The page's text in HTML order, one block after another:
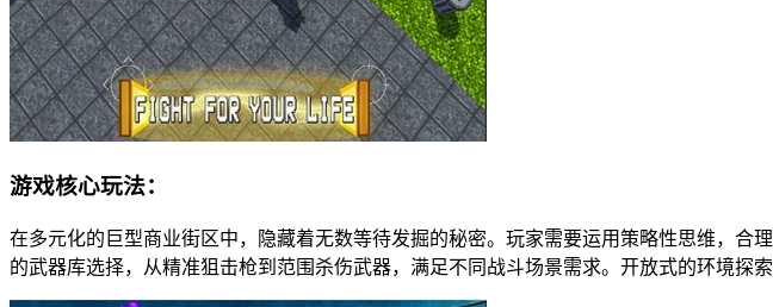
游戏核心玩法：
在多元化的巨型商业街区中，隐藏着无数等待发掘的秘密。玩家需要运用策略性思维，
的武器库选择，从精准狙击枪到范围杀伤武器，满足不同战斗场景需求。开放式的环境探